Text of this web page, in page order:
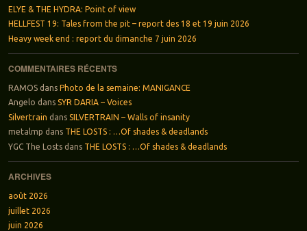
ELYE & THE HYDRA: Point of view
HELLFEST 19: Tales from the pit – report des 18 et 19 juin 2026
Heavy week end : report du dimanche 7 juin 2026
COMMENTAIRES RÉCENTS
RAMOSdans Photo de la semaine: MANIGANCE
Angelo dans SYR DARIA – Voices
Silvertrain dans SILVERTRAIN – Walls of insanity
metalmp dans THE LOSTS : …Of shades & deadlands
YGC The Lostsdans THE LOSTS : …Of shades & deadlands
ARCHIVES
août 2026
juillet 2026
juin 2026